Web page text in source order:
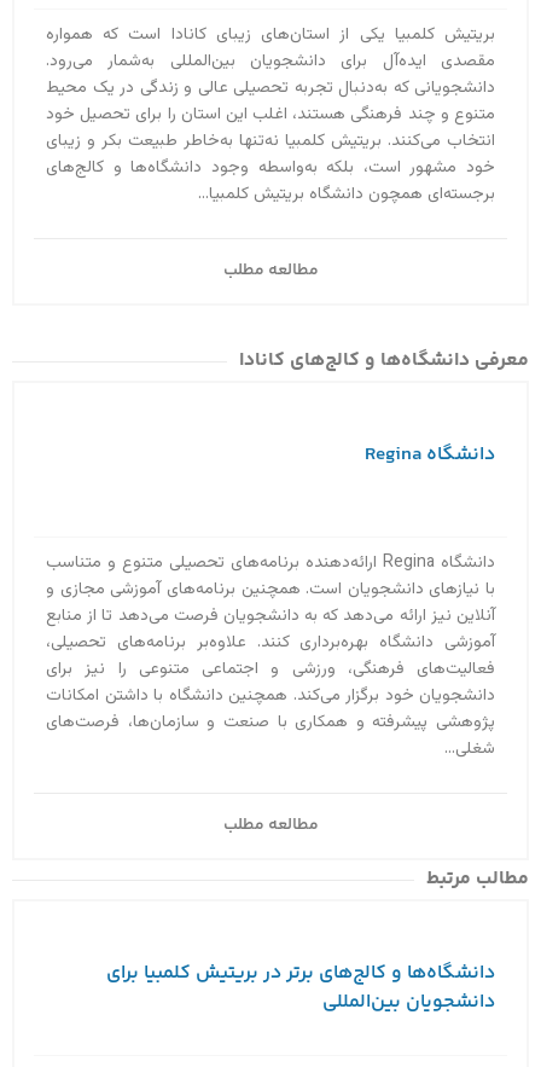
بریتیش کلمبیا یکی از استان‌های زیبای کانادا است که همواره
مقصدی ایده‌آل برای دانشجویان بین‌المللی به‌‌شمار می‌رود.
دانشجویانی که به‌دنبال تجربه تحصیلی عالی و زندگی در یک محیط
متنوع و چند فرهنگی هستند، اغلب این استان را برای تحصیل خود
انتخاب می‌کنند. بریتیش کلمبیا نه‌تنها به‌خاطر طبیعت بکر و زیبای
خود مشهور است، بلکه به‌واسطه وجود دانشگاه‌ها و کالج‌های
برجسته‌ای همچون دانشگاه بریتیش کلمبیا...
مطالعه مطلب
معرفی دانشگاه‌ها و کالج‌های کانادا
دانشگاه Regina
دانشگاه Regina ارائه‌دهنده‌ برنامه‌های تحصیلی متنوع و متناسب
با نیازهای دانشجویان است. همچنین برنامه‌های آموزشی مجازی و
آنلاین نیز ارائه می‌دهد که به دانشجویان فرصت می‌دهد تا از منابع
آموزشی دانشگاه بهره‌برداری کنند. علاوه‌بر برنامه‌های تحصیلی،
فعالیت‌های فرهنگی، ورزشی و اجتماعی متنوعی را نیز برای
دانشجویان خود برگزار می‌کند. همچنین دانشگاه با داشتن امکانات
پژوهشی پیشرفته و همکاری با صنعت و سازمان‌ها، فرصت‌های
شغلی...
مطالعه مطلب
مطالب مرتبط
دانشگاه‌ها و کالج‌های برتر در بریتیش کلمبیا برای
دانشجویان بین‌المللی